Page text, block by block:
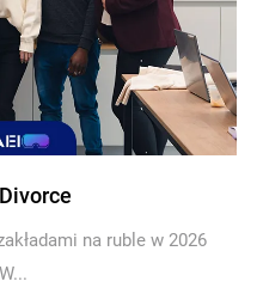
na ruble w 2026